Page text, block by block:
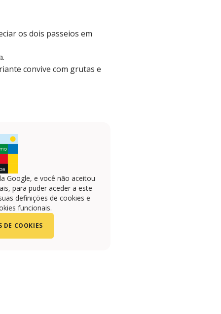
os dois passeios em
convive com grutas e
Google, e você não aceitou
para puder aceder a este
definições de cookies e
funcionais.
DE COOKIES